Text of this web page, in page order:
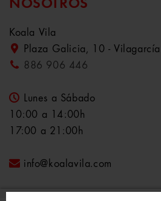
NOSOTROS
Koala Vila
Plaza Galicia, 10 - Vilagarcía
886 906 446
Lunes a Sábado
10:00 a 14:00h
17:00 a 21:00h
info@koalavila.com